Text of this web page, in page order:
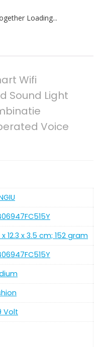
Loading...
Wifi
Sound Light
Voice
x 12.3 x 3.5 cm; 152 gram
Volt